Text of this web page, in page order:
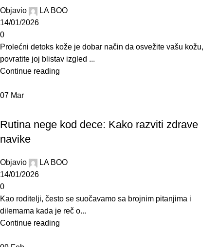
Objavio
LA BOO
14/01/2026
0
Prolećni detoks kože je dobar način da osvežite vašu kožu,
povratite joj blistav izgled ...
Continue reading
07 Mar
Rutina nege kod dece: Kako razviti zdrave
navike
Objavio
LA BOO
14/01/2026
0
Kao roditelji, često se suočavamo sa brojnim pitanjima i
dilemama kada je reč o...
Continue reading